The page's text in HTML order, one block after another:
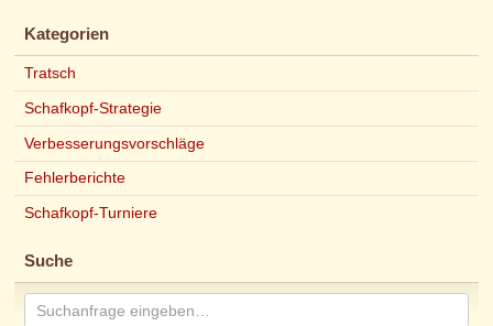
Kategorien
Tratsch
Schafkopf-Strategie
Verbesserungsvorschläge
Fehlerberichte
Schafkopf-Turniere
Suche